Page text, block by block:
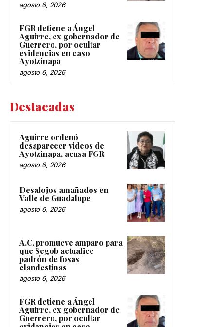
agosto 6, 2026
FGR detiene a Ángel
Aguirre, ex gobernador de
Guerrero, por ocultar
evidencias en caso
Ayotzinapa
agosto 6, 2026
Destacadas
Aguirre ordenó
desaparecer videos de
Ayotzinapa, acusa FGR
agosto 6, 2026
Desalojos amañados en
Valle de Guadalupe
agosto 6, 2026
A.C. promueve amparo para
que Segob actualice
padrón de fosas
clandestinas
agosto 6, 2026
FGR detiene a Ángel
Aguirre, ex gobernador de
Guerrero, por ocultar